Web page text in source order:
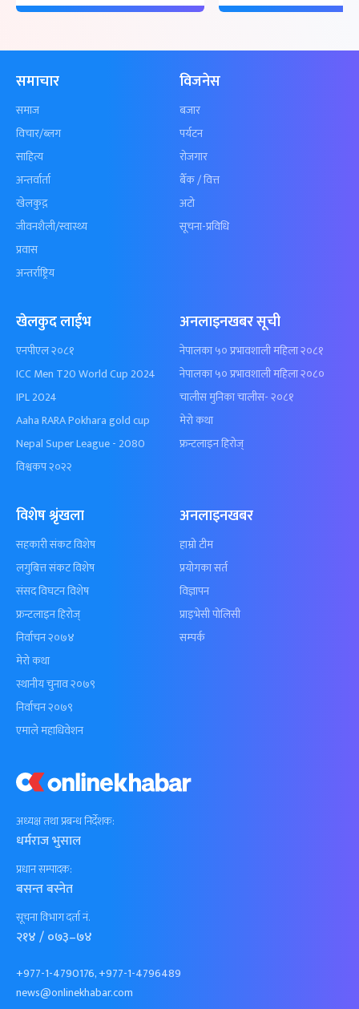
अध्यक्ष तथा प्रबन्ध निर्देशक:
धर्मराज भुसाल
प्रधान सम्पादक:
बसन्त बस्नेत
सूचना विभाग दर्ता नं.
२१४ / ०७३–७४
+977-1-4790176, +977-1-4796489
news@onlinekhabar.com
समाचार
समाज
विचार/ब्लग
साहित्य
अन्तर्वार्ता
खेलकुद़़
जीवनशैली/स्वास्थ्य
प्रवास
अन्तर्राष्ट्रिय
विजनेस
बजार
पर्यटन
रोजगार
बैँक / वित्त
अटो
सूचना-प्रविधि
खेलकुद लाईभ
एनपीएल २०८१
ICC Men T20 World Cup 2024
IPL 2024
Aaha RARA Pokhara gold cup
Nepal Super League - 2080
विश्वकप २०२२
अनलाइनखबर सूची
नेपालका ५० प्रभावशाली महिला २०८१
नेपालका ५० प्रभावशाली महिला २०८०
चालीस मुनिका चालीस- २०८१
मेरो कथा
फ्रन्टलाइन हिरोज्
विशेष श्रृंखला
सहकारी संकट विशेष
लगुबित्त संकट विशेष
संसद विघटन विशेष
फ्रन्टलाइन हिरोज्
निर्वाचन २०७४
मेरो कथा
स्थानीय चुनाव २०७९
निर्वाचन २०७९
एमाले महाधिवेशन
अनलाइनखबर
हाम्रो टीम
प्रयोगका सर्त
विज्ञापन
प्राइभेसी पोलिसी
सम्पर्क